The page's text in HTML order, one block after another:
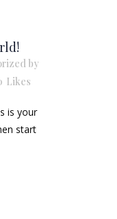
by
Likes
is your
start